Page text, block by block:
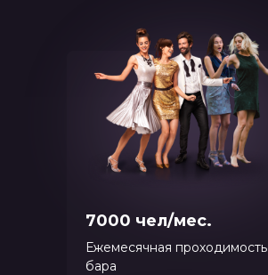
7000 чел/мес.
Ежемесячная проходимость
бара